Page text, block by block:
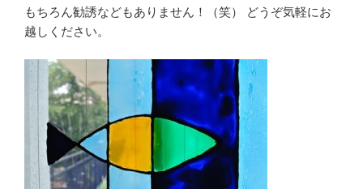
もちろん勧誘などもありません！（笑） どうぞ気軽にお
越しください。